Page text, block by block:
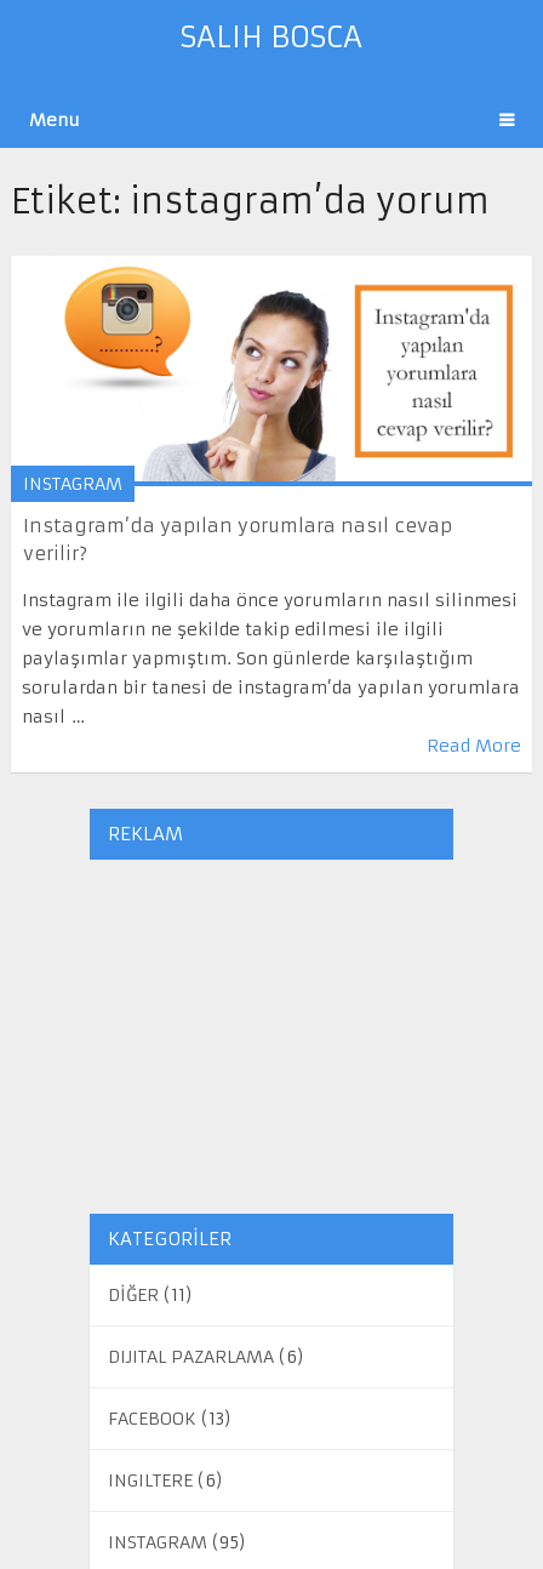
SALIH BOSCA
Menu
Etiket: instagram’da yorum
INSTAGRAM
Instagram’da yapılan yorumlara nasıl cevap
verilir?
Instagram ile ilgili daha önce yorumların nasıl silinmesi
ve yorumların ne şekilde takip edilmesi ile ilgili
paylaşımlar yapmıştım. Son günlerde karşılaştığım
sorulardan bir tanesi de instagram’da yapılan yorumlara
nasıl …
Read More
REKLAM
KATEGORILER
DİĞER (11)
DIJITAL PAZARLAMA(6)
FACEBOOK (13)
INGILTERE(6)
INSTAGRAM (95)